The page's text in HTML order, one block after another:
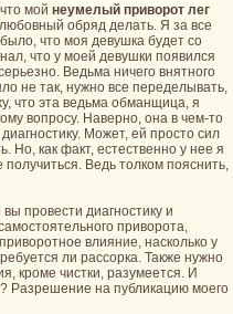
мой неумелый приворот лег
обряд делать. Я за все
что моя девушка будет со
что у моей девушки появился
Ведьма ничего внятного
не так, нужно все переделывать,
что эта ведьма обманщица, я
вопросу. Наверно, она в чем-то
Может, ей просто сил
Но, как факт, естественно у нее я
Ведь толком пояснить,
провести диагностику и
приворота,
влияние, насколько у
ли рассорка. Также нужно
кроме чистки, разумеется. И
Разрешение на публикацию моего